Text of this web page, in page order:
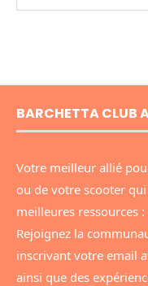
BARCHETTA CLUB
Votre meilleur allié
ou de votre scooter
meilleures ressources
Rejoignez la
inscrivant votre email
ainsi que des